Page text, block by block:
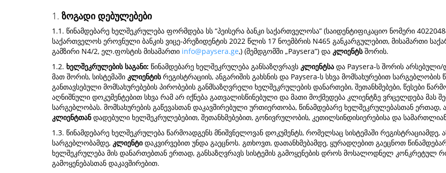
1. ზოგადი დებულებები
1.1. წინამდებარე ხელშეკრულება ფორმდება სს “პეისერა ბანკი საქართველოსა” (საიდენტიფიკაციო ნომერი
საქართველოს ეროვნული ბანკის ვიცე-პრეზიდენტის 2022 წლის 17 ნოემბრის N465 განკარგულებით, მისამართი
გამზირი N4/2, ელ.ფოსტის მისამართი info@paysera.ge,) (შემდგომში „Paysera”) და კლიენტსშორის.
1.2. ხელშეკრულების საგანი: წინამდებარე ხელშეკრულება განსაზღვრავს კლიენტსა და Paysera-ს შორის
მათ შორის, სისტემაში კლიენტისრეგისტრაციის, ანგარიშის გახსნის და Paysera-ს სხვა მომსახურებით სარგებლობის
განთავსებული მომსახურებების პირობების განმსაზღვრელი ხელშეკრულების დანართები, შეთანხმებები, წესები
აღნიშნული დოკუმენტებით სხვა რამ არ იქნება გათვალისწინებული და მათი მოქმედება კლიენტზე ვრცელდება მას
სარგებლობას. მომსახურების გაწევასთან დაკავშირებული ურთიერთობა, წინამდებარე ხელშეკრულებასთან
კლიენტთანდადებული ხელშეკრულებებით, შეთანხმებებით, გონივრულობის, კეთილსინდისიერებისა და
1.3. წინამდებარე ხელშეკრულება წარმოადგენს მნიშვნელოვან დოკუმენტს, რომელსაც სისტემაში რეგისტრაციამდე,
სარგებლობამდე, კლიენტი დაკვირვებით უნდა გაეცნოს. გთხოვთ, დათანხმებამდე, ყურადღებით გაეცნოთ
ხელშეკრულება მის დანართებთან ერთად, განსაზღვრავს სისტემის გამოყენების დროს მოსალოდნელ კონკრეტულ
გამოყენებასთან დაკავშირებით.